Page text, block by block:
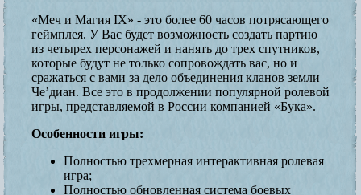
«Меч и Магия IX» - это более 60 часов потрясающего
геймплея. У Вас будет возможность создать партию
из четырех персонажей и нанять до трех спутников,
которые будут не только сопровождать вас, но и
сражаться с вами за дело объединения кланов земли
Че’диан. Все это в продолжении популярной ролевой
игры, представляемой в России компанией «Бука».
Особенности игры:
Полностью трехмерная интерактивная ролевая
игра;
Полностью обновленная система боевых